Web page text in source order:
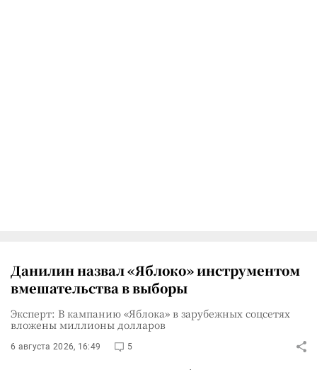
Данилин назвал «Яблоко» инструментом
вмешательства в выборы
Эксперт: В кампанию «Яблока» в зарубежных соцсетях
вложены миллионы долларов
6 августа 2026, 16:49 5